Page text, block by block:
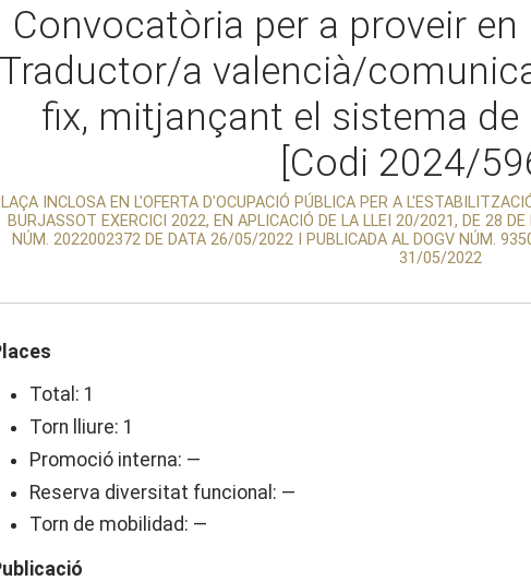
Convocatòria per a proveir
Traductor/a valencià/
fix, mitjançant el sistema
[Codi 2024/
INCLOSA EN L'OFERTA D'OCUPACIÓ PÚBLICA PER A
BURJASSOT EXERCICI 2022, EN APLICACIÓ DE LA LLEI 20/2021, DE 28 DE
NÚM. 2022002372 DE DATA 26/05/2022 I PUBLICADA AL DOGV NÚM.
31/05/2022
Total: 1
Torn lliure: 1
Promoció interna: —
Reserva diversitat funcional: —
Torn de mobilidad: —